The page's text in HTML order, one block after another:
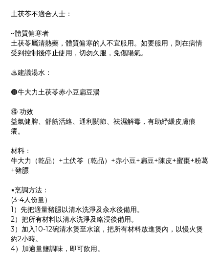
土茯苓不適合人士：
~體質偏寒者
土茯苓屬清熱藥，體質偏寒的人不宜服用。如要服用，則在病情
受到控制後停止使用，切勿久服，免傷陽氣。
♨建議湯水：
🟤牛大力土茯苓赤小豆扁豆湯
🉐 功效
益氣健脾、舒筋活絡、通利關節、祛濕解毒，有助紓緩皮膚痕
癢。
材料：
牛大力（乾品）+土伏苓（乾品）+赤小豆+扁豆+陳皮+蜜棗+粉葛
+豬𦟌
▪烹調方法：
(3-4人份量）
1）先把適量豬𦟌以清水洗淨及汆水後備用。
2）把所有材料以清水洗淨及略浸後備用。
3）加入10-12碗清水煲至水滾，把所有材料放進煲內，以慢火煲
約2小時。
4）加適量鹽調味，即可飲用。